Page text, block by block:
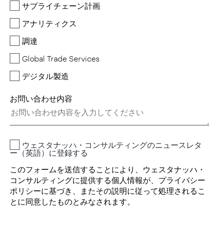
サプライチェーン計画
アナリティクス
調達
Global Trade Services
デジタル製造
お問い合わせ内容
ウェスタナッハ・コンサルティングのニュースレタ
ー（英語）に登録する
このフォームを送信することにより、ウェスタナッハ・
コンサルティングに提供する個人情報が、 プライバシー
ポリシーに基づき、またその説明に従って処理されるこ
とに同意したものとみなされます。